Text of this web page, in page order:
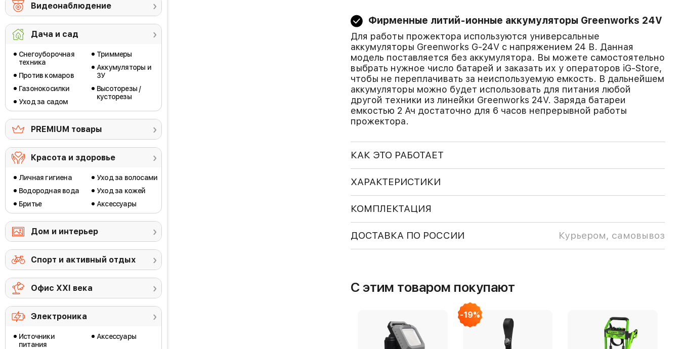
Видеонаблюдение
Дача и сад
Снегоуборочная
техника
Против комаров
Газонокосилки
Уход за садом
Триммеры
Аккумуляторы и
ЗУ
Высоторезы /
кусторезы
PREMIUM товары
Красота и здоровье
Личная гигиена
Водородная вода
Бритье
Уход за волосами
Уход за кожей
Аксессуары
Дом и интерьер
Спорт и активный отдых
Офис ХХI века
Электроника
Источники
питания
Аксессуары
Фирменные литий-ионные аккумуляторы Greenworks 24V
Для работы прожектора используются универсальные
аккумуляторы Greenworks G-24V с напряжением 24 В. Данная
модель поставляется без аккумулятора. Вы можете самостоятельно
выбрать нужное число батарей и заказать их у операторов iG-Store,
чтобы не переплачивать за неиспользуемую емкость. В дальнейшем
аккумуляторы можно будет использовать для питания любой
другой техники из линейки Greenworks 24V. Заряда батареи
емкостью 2 Ач достаточно для 6 часов непрерывной работы
прожектора.
КАК ЭТО РАБОТАЕТ
ХАРАКТЕРИСТИКИ
КОМПЛЕКТАЦИЯ
ДОСТАВКА ПО РОССИИ Курьером, самовывоз
С этим товаром покупают
-19%